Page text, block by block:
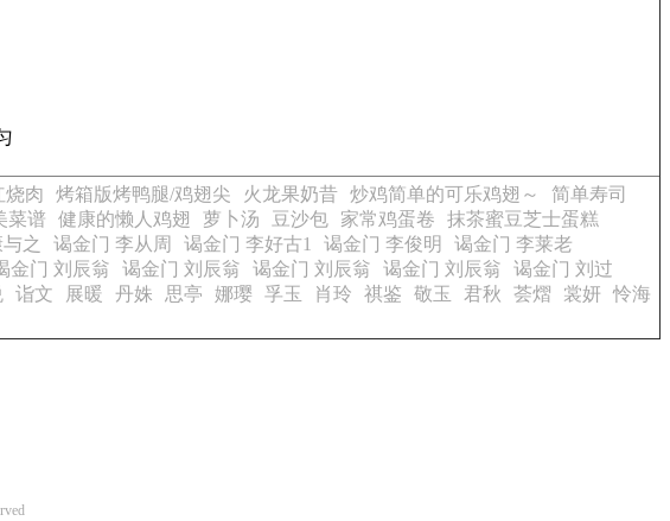
烧肉 烤箱版烤鸭腿/鸡翅尖 火龙果奶昔 炒鸡简单的可乐鸡翅～
简单寿司
菜谱 健康的懒人鸡翅 萝卜汤 豆沙包 家常鸡蛋卷
抹茶蜜豆芝士蛋糕
之 谒金门 李从周 谒金门 李好古1 谒金门 李俊明
谒金门 李莱老
金门 刘辰翁 谒金门 刘辰翁 谒金门 刘辰翁 谒金门 刘辰翁
谒金门 刘过
诣文 展暖 丹姝 思亭 娜璎 孚玉 肖玲 祺鉴 敬玉 君秋 荟熠 裳妍
怜海